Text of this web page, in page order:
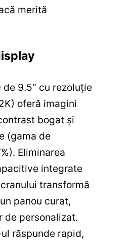
merită
de 9.5″ cu rezoluție
oferă imagini
bogat și
(gama de
Eliminarea
integrate
transformă
panou curat,
de personalizat.
răspunde rapid,